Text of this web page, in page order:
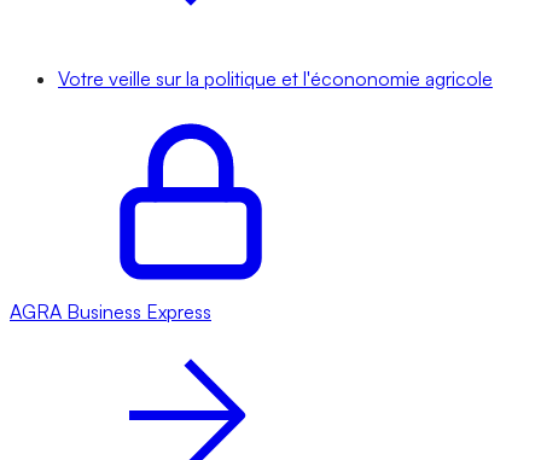
Votre veille sur la politique et l'écononomie agricole
AGRA Business Express